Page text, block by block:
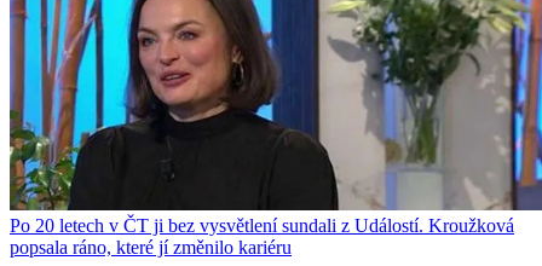
Po 20 letech v ČT ji bez vysvětlení sundali z Událostí. Kroužková
popsala ráno, které jí změnilo kariéru